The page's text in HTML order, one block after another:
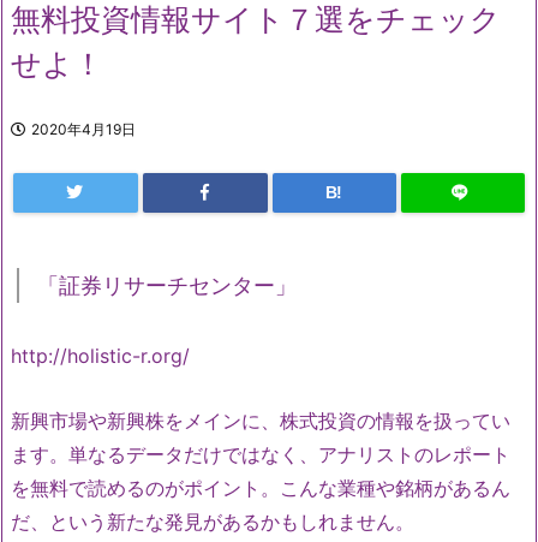
無料投資情報サイト７選をチェック
せよ！
2020年4月19日
B!
「証券リサーチセンター」
http://holistic-r.org/
新興市場や新興株をメインに、株式投資の情報を扱ってい
ます。単なるデータだけではなく、アナリストのレポート
を無料で読めるのがポイント。こんな業種や銘柄があるん
だ、という新たな発見があるかもしれません。